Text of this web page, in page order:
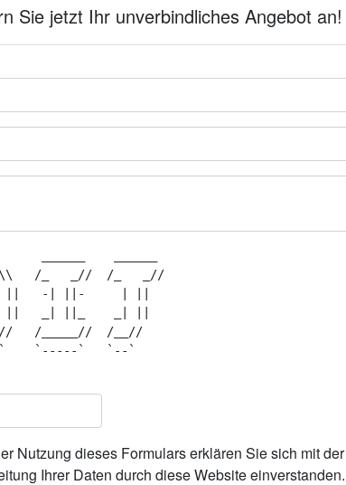
Sie jetzt Ihr unverbindliches Angebot an!
\\   /_   _//  /_   _//
||   -| ||-     | ||
||   _| ||_    _| ||
/_____//  /__//
`    `-----`   `--`
Nutzung dieses Formulars erklären Sie sich mit
Ihrer Daten durch diese Website